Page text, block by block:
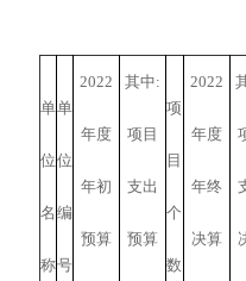
单
位
名
称
单
位
编
号
2022
年度
年初
预算
其中:
项目
支出
预算
项
目
个
数
2022
年度
年终
决算